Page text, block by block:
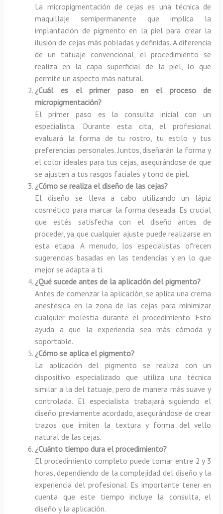
La micropigmentación de cejas es una técnica de
maquillaje semipermanente que implica la
implantación de pigmento en la piel para crear la
ilusión de cejas más pobladas y definidas. A diferencia
de un tatuaje convencional, el procedimiento se
realiza en la capa superficial de la piel, lo que
permite un aspecto más natural.
¿Cuál es el primer paso en el proceso de
micropigmentación?
El primer paso es la consulta inicial con un
especialista. Durante esta cita, el profesional
evaluará la forma de tu rostro, tu estilo y tus
preferencias personales. Juntos, diseñarán la forma y
el color ideales para tus cejas, asegurándose de que
se ajusten a tus rasgos faciales y tono de piel.
¿Cómo se realiza el diseño de las cejas?
El diseño se lleva a cabo utilizando un lápiz
cosmético para marcar la forma deseada. Es crucial
que estés satisfecha con el diseño antes de
proceder, ya que cualquier ajuste puede realizarse en
esta etapa. A menudo, los especialistas ofrecen
sugerencias basadas en las tendencias y en lo que
mejor se adapta a ti.
¿Qué sucede antes de la aplicación del pigmento?
Antes de comenzar la aplicación, se aplica una crema
anestésica en la zona de las cejas para minimizar
cualquier molestia durante el procedimiento. Esto
ayuda a que la experiencia sea más cómoda y
soportable.
¿Cómo se aplica el pigmento?
La aplicación del pigmento se realiza con un
dispositivo especializado que utiliza una técnica
similar a la del tatuaje, pero de manera más suave y
controlada. El especialista trabajará siguiendo el
diseño previamente acordado, asegurándose de crear
trazos que imiten la textura y forma del vello
natural de las cejas.
¿Cuánto tiempo dura el procedimiento?
El procedimiento completo puede tomar entre 2 y 3
horas, dependiendo de la complejidad del diseño y la
experiencia del profesional. Es importante tener en
cuenta que este tiempo incluye la consulta, el
diseño y la aplicación.